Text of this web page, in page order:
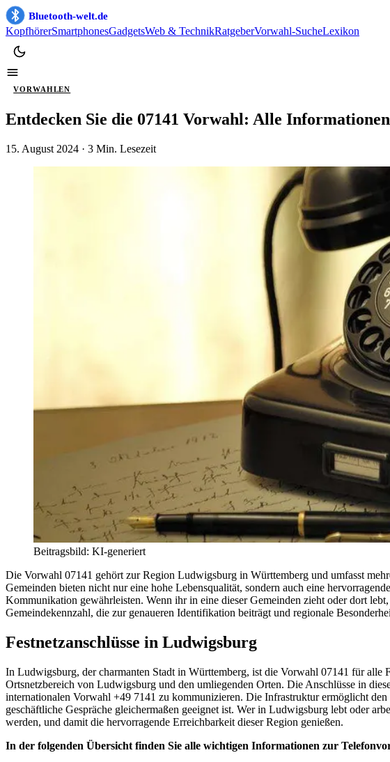
Bluetooth-welt.de
KopfhörerSmartphonesGadgetsWeb & TechnikRatgeberVorwahl-SucheLexikon
VORWAHLEN
Entdecken Sie die 07141 Vorwahl: Alle
15. August 2024 · 3 Min. Lesezeit
Beitragsbild: KI-generiert
Die Vorwahl 07141 gehört zur Region Ludwigsburg in Württemberg und umfasst
Gemeinden bieten nicht nur eine hohe Lebensqualität, sondern auch eine
Kommunikation gewährleisten. Wenn ihr in eine dieser Gemeinden zieht oder dort
Gemeindekennzahl, die zur genaueren Identifikation beiträgt und regionale
Festnetzanschlüsse in Ludwigsburg
In Ludwigsburg, der charmanten Stadt in Württemberg, ist die Vorwahl 07141 für alle
Ortsnetzbereich von Ludwigsburg und den umliegenden Orten. Die Anschlüsse in
internationalen Vorwahl +49 7141 zu kommunizieren. Die Infrastruktur ermöglicht
geschäftliche Gespräche gleichermaßen geeignet ist. Wer in Ludwigsburg lebt oder
werden, und damit die hervorragende Erreichbarkeit dieser Region genießen.
In der folgenden Übersicht finden Sie alle wichtigen Informationen zur